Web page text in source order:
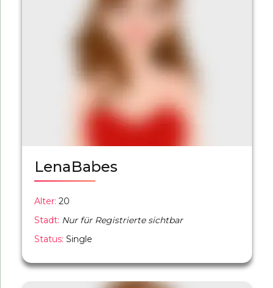
LenaBabes
Alter: 20
Stadt: Nur für Registrierte sichtbar
Status: Single